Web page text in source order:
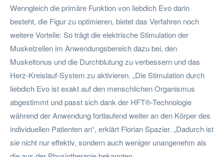
Wenngleich die primäre Funktion von liebdich Evo darin
besteht, die Figur zu optimieren, bietet das Verfahren noch
weitere Vorteile: So trägt die elektrische Stimulation der
Muskelzellen im Anwendungsbereich dazu bei, den
Muskeltonus und die Durchblutung zu verbessern und das
Herz-Kreislauf-System zu aktivieren. „Die Stimulation durch
liebdich Evo ist exakt auf den menschlichen Organismus
abgestimmt und passt sich dank der HFT®-Technologie
während der Anwendung fortlaufend weiter an den Körper des
individuellen Patienten an“, erklärt Florian Spazier. „Dadurch ist
sie nicht nur effektiv, sondern auch weniger unangenehm als